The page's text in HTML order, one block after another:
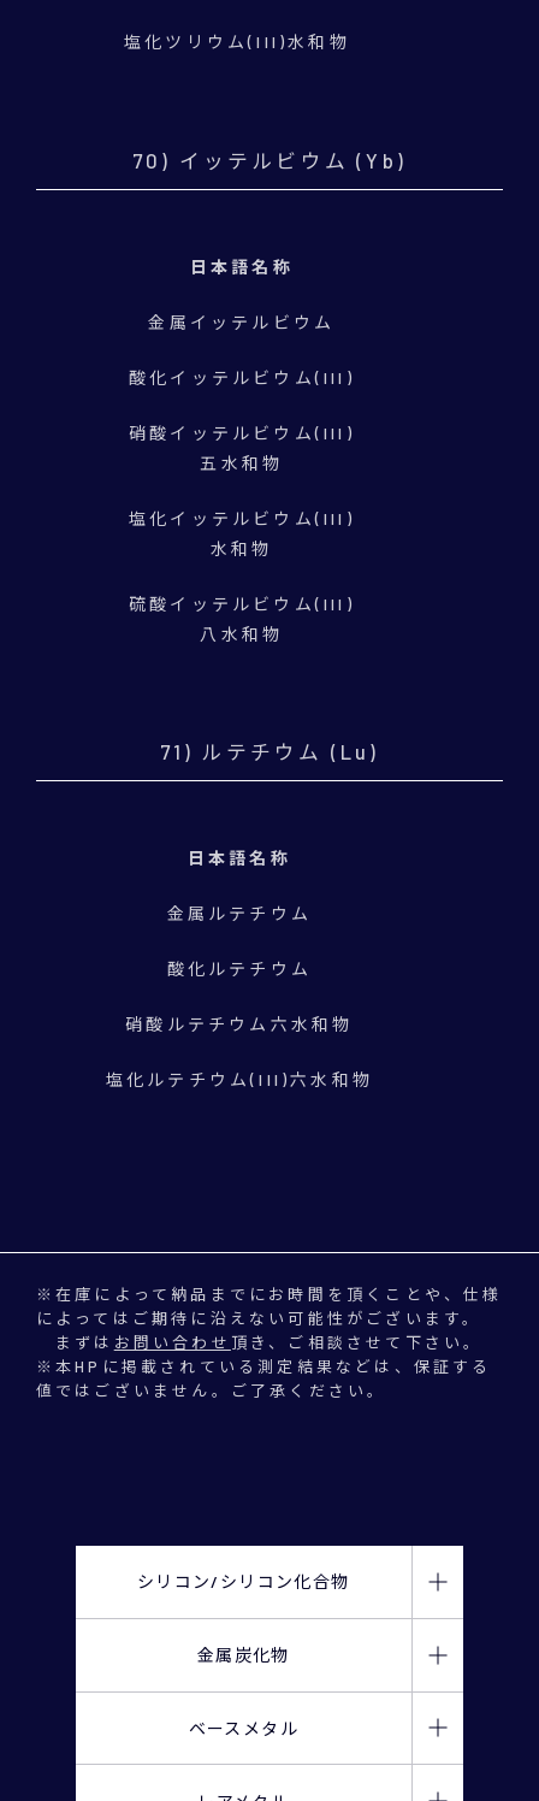
塩化ツリウム(III)水和物
70) イッテルビウム (Yb)
日本語名称
金属イッテルビウム
酸化イッテルビウム(III)
硝酸イッテルビウム(III)
五水和物
塩化イッテルビウム(III)
水和物
硫酸イッテルビウム(III)
八水和物
71) ルテチウム (Lu)
日本語名称
金属ルテチウム
酸化ルテチウム
硝酸ルテチウム六水和物
塩化ルテチウム(III)六水和物
※在庫によって納品までにお時間を頂くことや、仕様
によってはご期待に沿えない可能性がございます。
まずは お問い合わせ 頂き、ご相談させて下さい。
※本HPに掲載されている測定結果などは、保証する
値ではございません。ご了承ください。
シリコン/ シリコン化合物
金属シリコン
金属冶金法ポリシリコン
金属炭化物
炭化チタン(TiC)
ベースメタル